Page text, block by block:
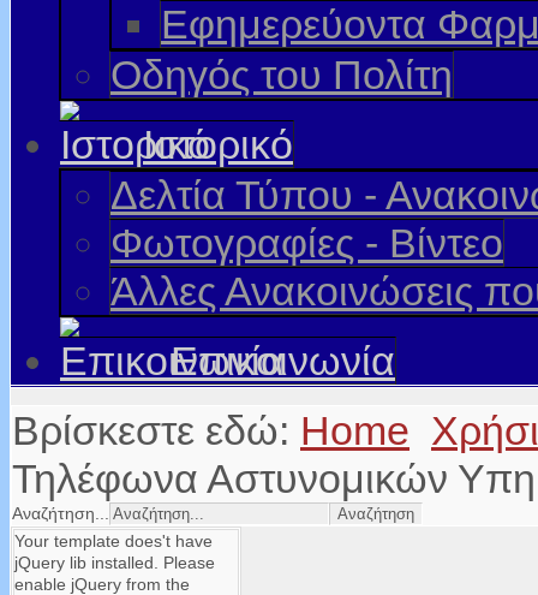
Εφημερεύοντα
Οδηγός του Πολίτη
Ιστορικό
Δελτία Τύπου -
Φωτογραφίες - Βίντεο
Άλλες Ανακοινώσεις
Επικοινωνία
Βρίσκεστε εδώ: Home
Τηλέφωνα Αστυνομικών
Αναζήτηση...
Your template does't have
jQuery lib installed. Please
enable jQuery from the